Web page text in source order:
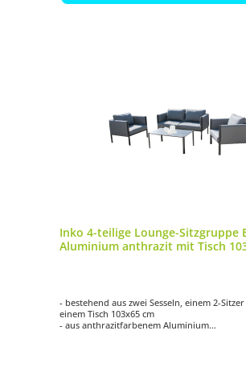
Inko 4-teilige Lounge-Sitzgruppe
Aluminium anthrazit mit Tisch
- bestehend aus zwei Sesseln, einem 2-
einem Tisch 103x65 cm
- aus anthrazitfarbenem Aluminium